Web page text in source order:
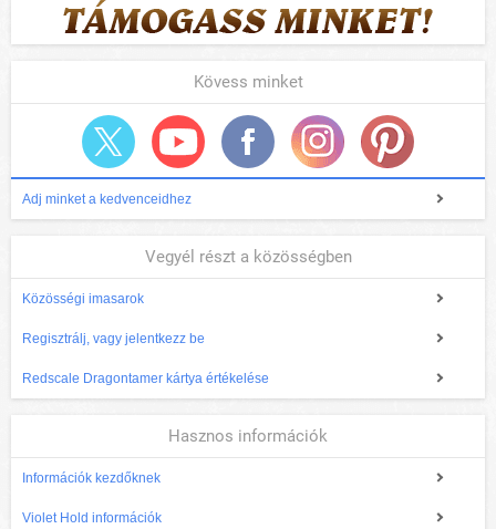
Kövess minket
Adj minket a kedvenceidhez
Vegyél részt a közösségben
Közösségi imasarok
Regisztrálj, vagy jelentkezz be
Redscale Dragontamer kártya értékelése
Hasznos információk
Információk kezdőknek
Violet Hold információk